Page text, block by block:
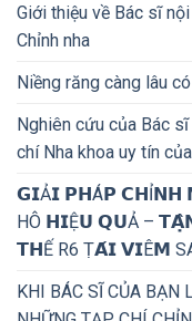
Giới thiệu về Bác sĩ
Chỉnh nha
Niềng răng càng lâu
Nghiên cứu của Bác
chí Nha khoa uy tín
𝗚𝗜Ả𝗜 𝗣𝗛Á𝗣 𝗖𝗛Ỉ𝗡𝗛
HÔ 𝗛𝗜Ệ𝗨 𝗤𝗨Ả –
𝗧𝗛Ế R6 Ṭ𝗔́𝗜 𝗩𝗜Ê𝗠
KHI BÁC SĨ CỦA BẠN